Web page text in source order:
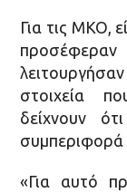
Για τις ΜΚΟ,
προσέφεραν
στοιχεία
δείχνουν
συμπεριφορά
«Για αυτό